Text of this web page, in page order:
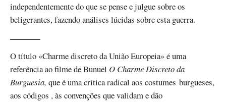
independentemente do que se pense e julgue sobre os
beligerantes, fazendo análises lúcidas sobre esta guerra.
O título «Charme discreto da União Europeia» é uma
referência ao filme de Bunuel O Charme Discreto da
Burguesia, que é uma crítica radical aos costumes burgueses,
aos códigos , às convenções que validam e dão